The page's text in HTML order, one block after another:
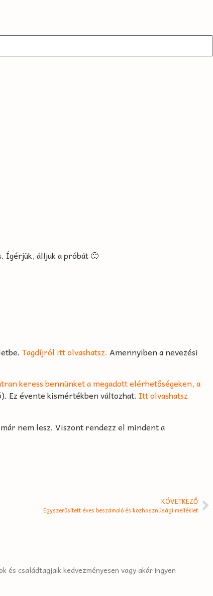
Ígérjük, álljuk a próbát 🙂
Tagdíjról itt olvashatsz. Amennyiben a nevezési
keress bennünket a megadott elérhetőségeken, a
Ez évente kismértékben változhat. Itt olvashatsz
nem lesz. Viszont rendezz el mindent a
KÖVETKEZŐ
Egyszerűsített éves beszámoló és közhasznúsági melléklet
családtagjaik kedvezményesen vagy akár ingyen